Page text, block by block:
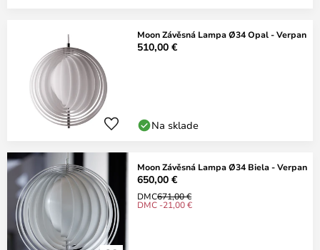
Moon Závěsná Lampa Ø34 Opal - Verpan
510,00 €
Na sklade
Moon Závěsná Lampa Ø34 Biela - Verpan
650,00 €
DMC671,00 €
DMC -21,00 €